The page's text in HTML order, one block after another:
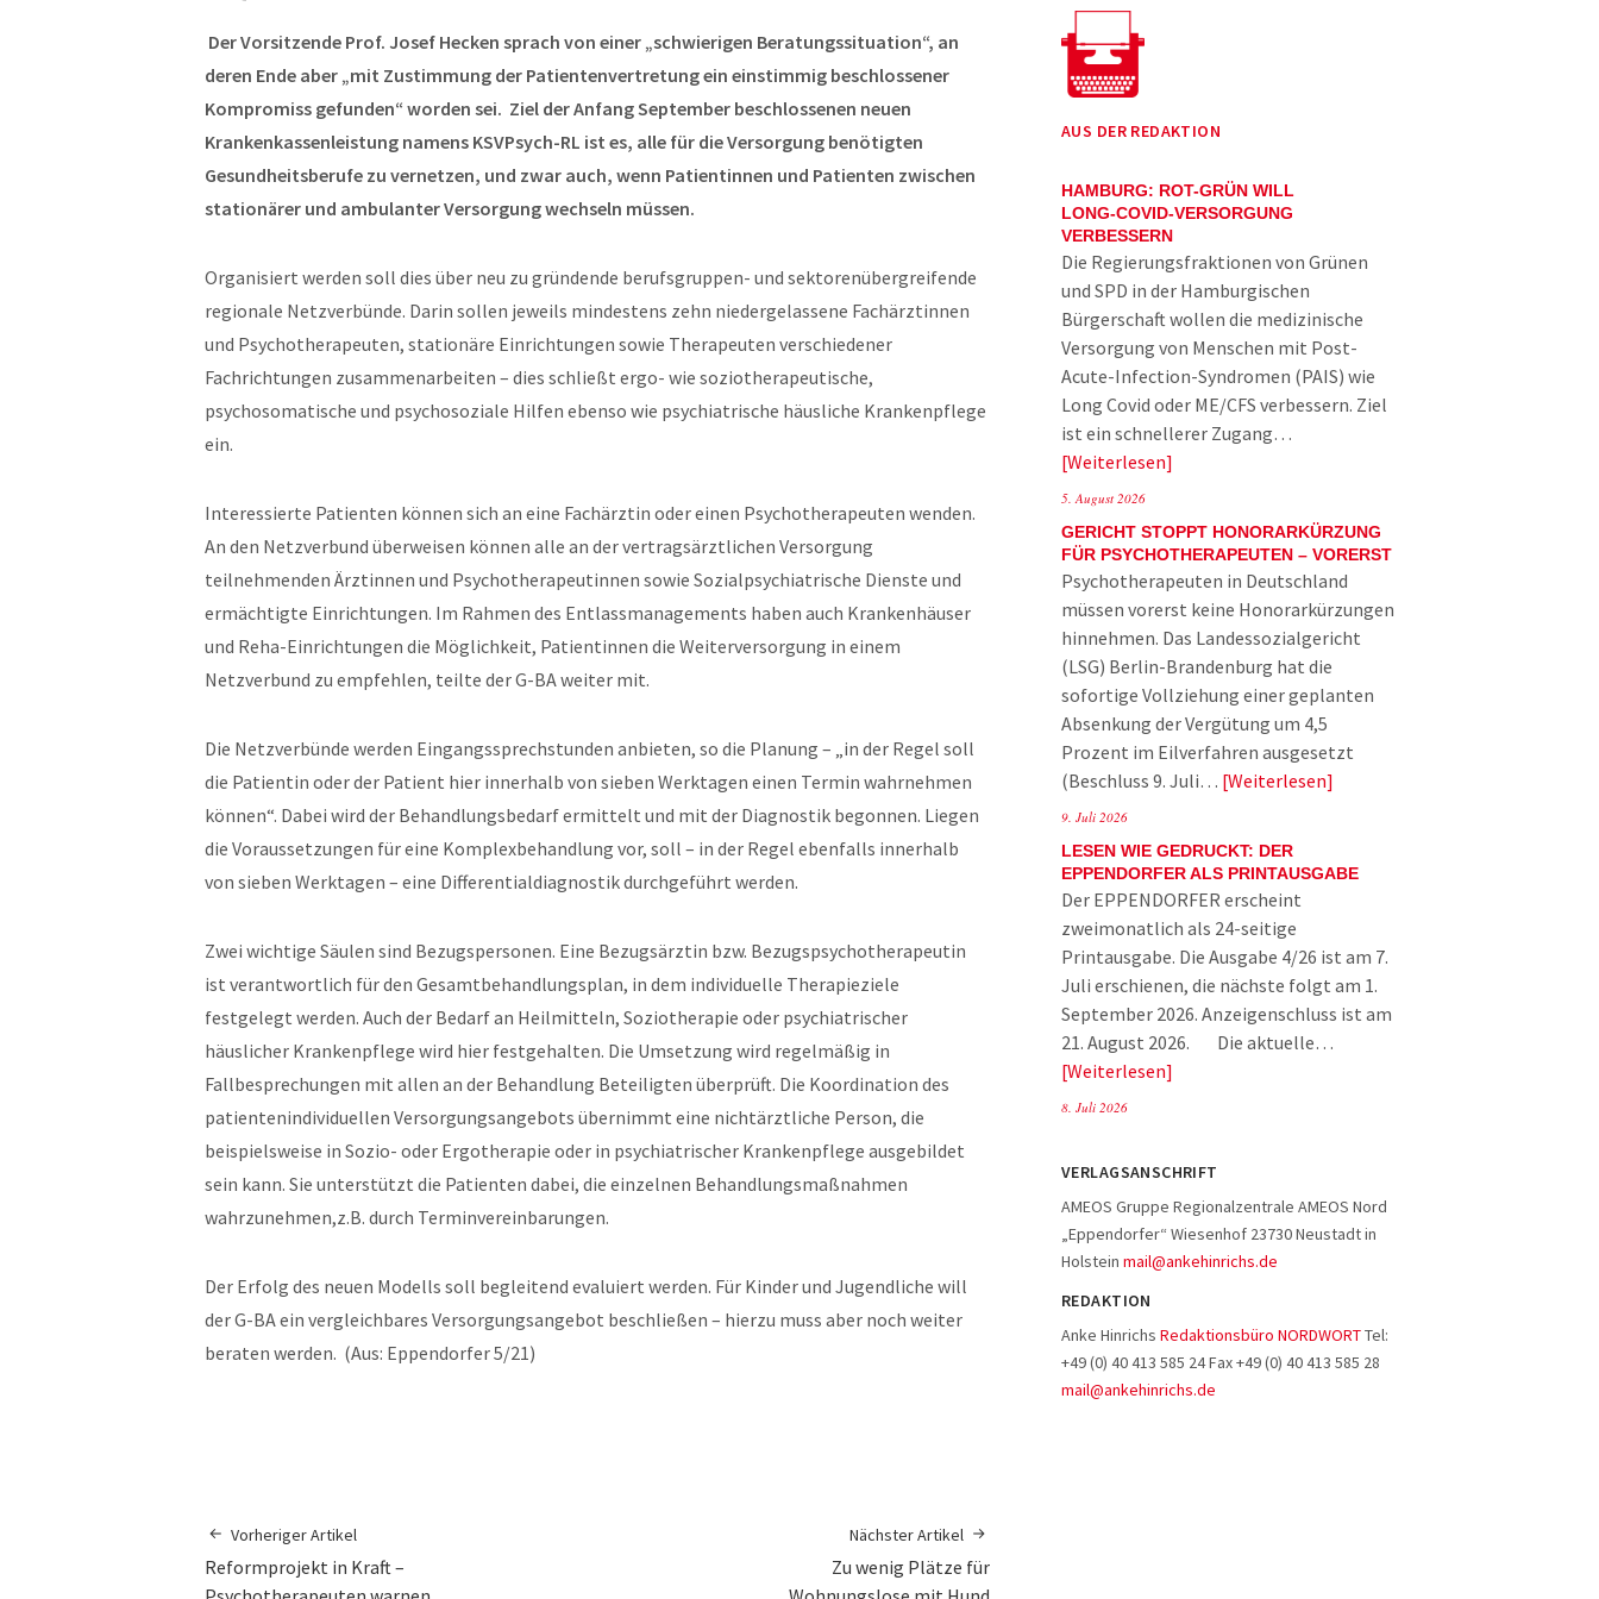
Der Vorsitzende Prof. Josef Hecken sprach von einer „schwierigen Beratungssituation“, an
deren Ende aber „mit Zustimmung der Patientenvertretung ein einstimmig beschlossener
Kompromiss gefunden“ worden sei. Ziel der Anfang September beschlossenen neuen
Krankenkassenleistung namens KSVPsych-RL ist es, alle für die Versorgung benötigten
Gesundheitsberufe zu vernetzen, und zwar auch, wenn Patientinnen und Patienten zwischen
stationärer und ambulanter Versorgung wechseln müssen.
Organisiert werden soll dies über neu zu gründende berufsgruppen- und sektorenübergreifende
regionale Netzverbünde. Darin sollen jeweils mindestens zehn niedergelassene Fachärztinnen
und Psychotherapeuten, stationäre Einrichtungen sowie Therapeuten verschiedener
Fachrichtungen zusammenarbeiten – dies schließt ergo- wie soziotherapeutische,
psychosomatische und psychosoziale Hilfen ebenso wie psychiatrische häusliche Krankenpflege
ein.
Interessierte Patienten können sich an eine Fachärztin oder einen Psychotherapeuten wenden.
An den Netzverbund überweisen können alle an der vertragsärztlichen Versorgung
teilnehmenden Ärztinnen und Psychotherapeutinnen sowie Sozialpsychiatrische Dienste und
ermächtigte Einrichtungen. Im Rahmen des Entlassmanagements haben auch Krankenhäuser
und Reha-Einrichtungen die Möglichkeit, Patientinnen die Weiterversorgung in einem
Netzverbund zu empfehlen, teilte der G-BA weiter mit.
Die Netzverbünde werden Eingangssprechstunden anbieten, so die Planung – „in der Regel soll
die Patientin oder der Patient hier innerhalb von sieben Werktagen einen Termin wahrnehmen
können“. Dabei wird der Behandlungsbedarf ermittelt und mit der Diagnostik begonnen. Liegen
die Voraussetzungen für eine Komplexbehandlung vor, soll – in der Regel ebenfalls innerhalb
von sieben Werktagen – eine Differentialdiagnostik durchgeführt werden.
Zwei wichtige Säulen sind Bezugspersonen. Eine Bezugsärztin bzw. Bezugspsychotherapeutin
ist verantwortlich für den Gesamtbehandlungsplan, in dem individuelle Therapieziele
festgelegt werden. Auch der Bedarf an Heilmitteln, Soziotherapie oder psychiatrischer
häuslicher Krankenpflege wird hier festgehalten. Die Umsetzung wird regelmäßig in
Fallbesprechungen mit allen an der Behandlung Beteiligten überprüft. Die Koordination des
patientenindividuellen Versorgungsangebots übernimmt eine nichtärztliche Person, die
beispielsweise in Sozio- oder Ergotherapie oder in psychiatrischer Krankenpflege ausgebildet
sein kann. Sie unterstützt die Patienten dabei, die einzelnen Behandlungsmaßnahmen
wahrzunehmen,z.B. durch Terminvereinbarungen.
Der Erfolg des neuen Modells soll begleitend evaluiert werden. Für Kinder und Jugendliche will
der G-BA ein vergleichbares Versorgungsangebot beschließen – hierzu muss aber noch weiter
beraten werden. (Aus: Eppendorfer 5/21)
Vorheriger Artikel
Reformprojekt in Kraft –
Nächster Artikel
Zu wenig Plätze für
AUS DER REDAKTION
HAMBURG: ROT-GRÜN WILL
LONG-COVID-VERSORGUNG
VERBESSERN
Die Regierungsfraktionen von Grünen
und SPD in der Hamburgischen
Bürgerschaft wollen die medizinische
Versorgung von Menschen mit Post-
Acute-Infection-Syndromen (PAIS) wie
Long Covid oder ME/CFS verbessern. Ziel
ist ein schnellerer Zugang…
Weiterlesen
5. August 2026
GERICHT STOPPT HONORARKÜRZUNG
FÜR PSYCHOTHERAPEUTEN – VORERST
Psychotherapeuten in Deutschland
müssen vorerst keine Honorarkürzungen
hinnehmen. Das Landessozialgericht
(LSG) Berlin-Brandenburg hat die
sofortige Vollziehung einer geplanten
Absenkung der Vergütung um 4,5
Prozent im Eilverfahren ausgesetzt
(Beschluss 9. Juli… Weiterlesen
9. Juli 2026
LESEN WIE GEDRUCKT: DER
EPPENDORFER ALS PRINTAUSGABE
Der EPPENDORFER erscheint
zweimonatlich als 24-seitige
Printausgabe. Die Ausgabe 4/26 ist am 7.
Juli erschienen, die nächste folgt am 1.
September 2026. Anzeigenschluss ist am
21. August 2026. Die aktuelle…
Weiterlesen
8. Juli 2026
VERLAGSANSCHRIFT
AMEOS Gruppe Regionalzentrale AMEOS Nord
„Eppendorfer“ Wiesenhof 23730 Neustadt in
Holstein mail@ankehinrichs.de
REDAKTION
Anke Hinrichs Redaktionsbüro NORDWORTTel:
+49 (0) 40 413 585 24 Fax +49 (0) 40 413 585 28
mail@ankehinrichs.de